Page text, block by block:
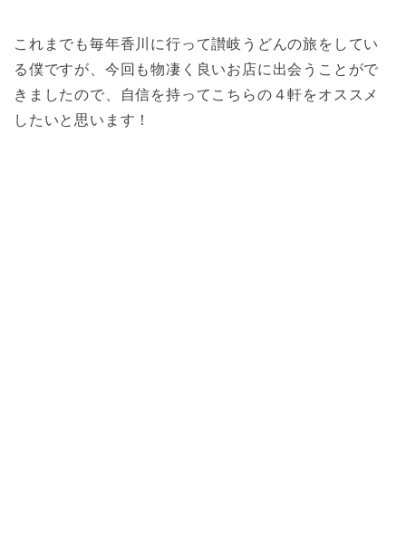
これまでも毎年香川に行って讃岐うどんの旅をしてい
る僕ですが、今回も物凄く良いお店に出会うことがで
きましたので、自信を持ってこちらの４軒をオススメ
したいと思います！